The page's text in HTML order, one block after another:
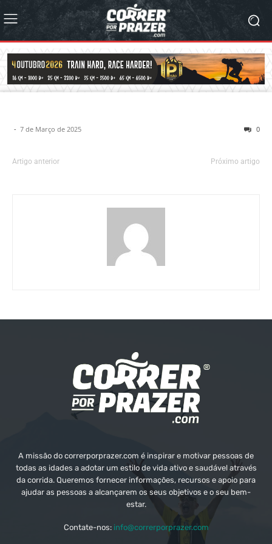
- 7 de Março de 2025 0
Artigo anterior Próximo artigo
A missão do correrporprazer.com é inspirar e motivar pessoas de
todas as idades a adotar um estilo de vida ativo e saudável através
da corrida. Queremos fornecer informações, recursos e apoio para
ajudar as pessoas a alcançarem os seus objetivos e o seu bem-
estar.
Contate-nos: info@correrporprazer.com